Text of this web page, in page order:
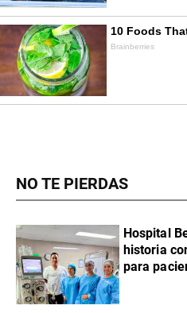
NO TE PIERDAS
Hospital
historia
para